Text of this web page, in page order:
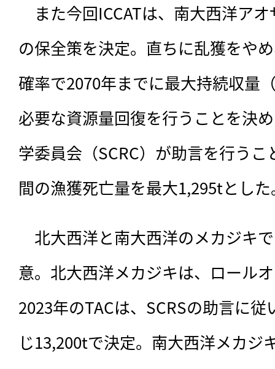
また今回ICCATは、南大西洋ア
の保全策を決定。直ちに乱獲をや
確率で2070年までに最大持続収量
必要な資源量回復を行うことを決
学委員会（SCRC）が助言を行う
間の漁獲死亡量を最大1,295tとし
北大西洋と南大西洋のメカジキ
意。北大西洋メカジキは、ロール
2023年のTACは、SCRSの助言に
じ13,200tで決定。南大西洋メカジ